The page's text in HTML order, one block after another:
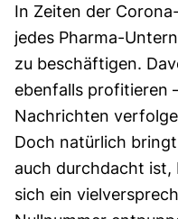
In Zeiten der
jedes Pharma-
zu beschäftigen.
ebenfalls profitieren
Nachrichten
Doch natürlich
auch durchdacht ist,
sich ein